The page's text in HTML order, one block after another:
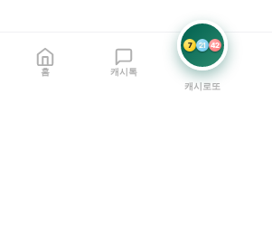
홈 캐시톡
7 21 42
캐시로또